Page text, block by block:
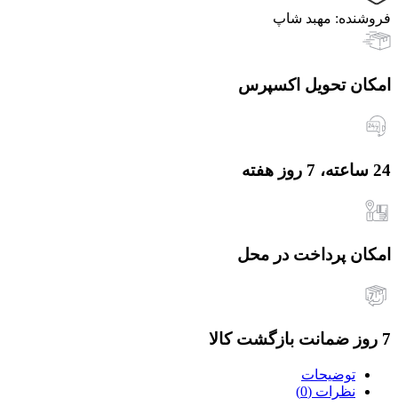
فروشنده: مهبد شاپ
امکان تحویل اکسپرس
24 ساعته، 7 روز هفته
امکان پرداخت در محل
7 روز ضمانت بازگشت کالا
توضیحات
نظرات (0)